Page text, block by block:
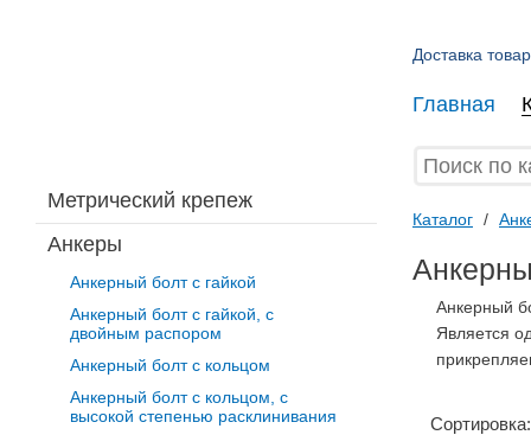
Метрический крепеж
Анкеры
Анкерный болт с гайкой
Анкерный болт с гайкой, с
двойным распором
Анкерный болт с кольцом
Анкерный болт с кольцом, с
высокой степенью расклинивания
Доставка
Главная
Каталог /
Анкерный
Является
Сортировка: